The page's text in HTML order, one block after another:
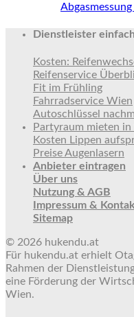
Dienstleister
Kosten:
Reifenservice
Fit im Frühling
Fahrradservice Wien
Autoschlüssel
Partyraum mieten in
Kosten Lippen
Preise Augenlasern
Anbieter eintragen
Über uns
Nutzung & AGB
Impressum &
Sitemap
© 2026 hukendu.at
Für hukendu.at erhielt
Rahmen der
eine Förderung der
Wien.